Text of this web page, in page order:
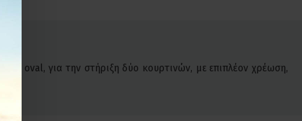
oval, για την στήριξη δύο κουρτινών, με επιπλέον χρέωση,